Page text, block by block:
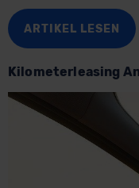
ARTIKEL LESEN
Kilometerleasing